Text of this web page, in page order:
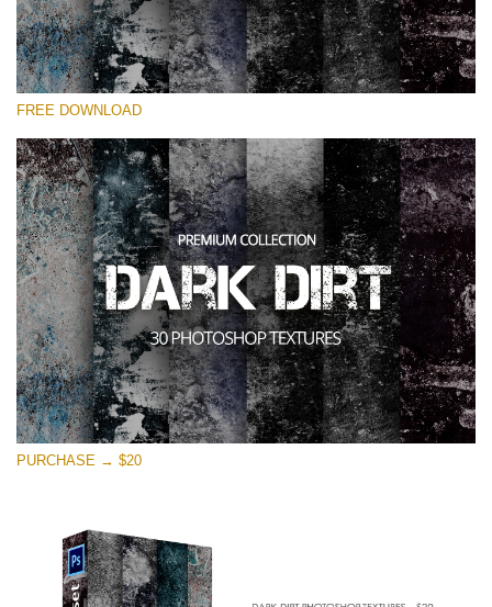
選んでください
Small 800*533px
Dark Dirt
(30 Overlays)
Large 6000*4000px
Entire Collection
(1783 Overlays)
Large 6000*4000px
無料ダウンロード
FREE DOWNLOAD
PURCHASE → $20